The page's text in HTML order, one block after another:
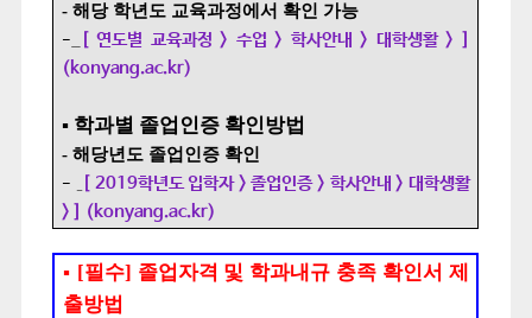
-해당 학년도 교육과정에서 확인 가능
-
[ 연도별 교육과정 > 수업 > 학사안내 > 대학생활 > ]
(konyang.ac.kr)
▪ 학과별 졸업인증 확인방법
-해당년도 졸업인증 확인
-
[ 2019학년도 입학자 > 졸업인증 > 학사안내 > 대학생활
> ] (konyang.ac.kr)
▪ [필수] 졸업자격 및 학과내규 충족 확인서 제
출방법